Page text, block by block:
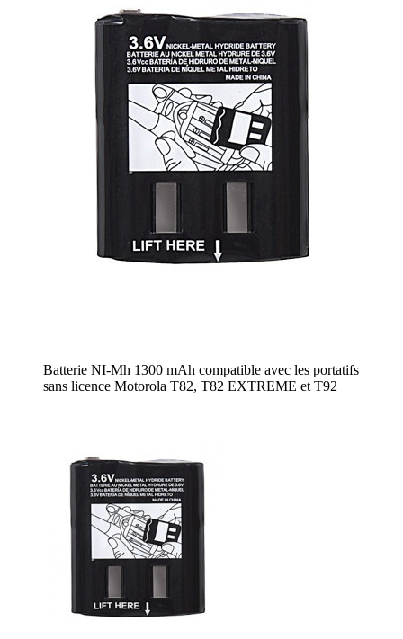
Batterie NI-Mh 1300 mAh compatible avec les portatifs
sans licence Motorola T82, T82 EXTREME et T92